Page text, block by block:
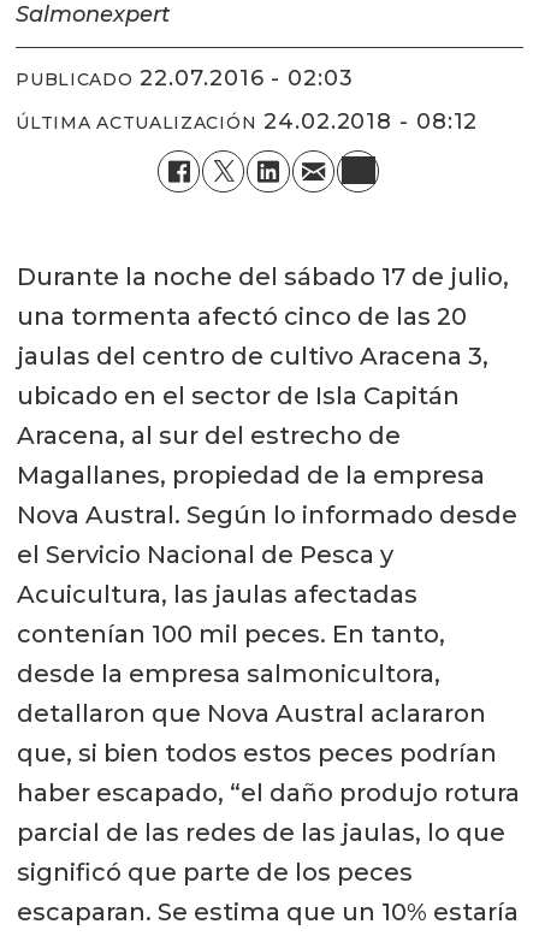
Salmonexpert
PUBLICADO 22.07.2016 - 02:03
ÚLTIMA ACTUALIZACIÓN 24.02.2018 - 08:12
Durante la noche del sábado 17 de julio,
una tormenta afectó cinco de las 20
jaulas del centro de cultivo Aracena 3,
ubicado en el sector de Isla Capitán
Aracena, al sur del estrecho de
Magallanes, propiedad de la empresa
Nova Austral. Según lo informado desde
el Servicio Nacional de Pesca y
Acuicultura, las jaulas afectadas
contenían 100 mil peces. En tanto,
desde la empresa salmonicultora,
detallaron que Nova Austral aclararon
que, si bien todos estos peces podrían
haber escapado, “el daño produjo rotura
parcial de las redes de las jaulas, lo que
significó que parte de los peces
escaparan. Se estima que un 10% estaría